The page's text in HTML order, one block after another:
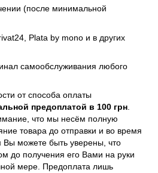
(после минимальной
Plata by mono и в других
самообслуживания любого
от способа оплаты
предоплатой в 100 грн.
что мы несём полную
товара до отправки и во время
Вы можете быть уверены, что
до получения его Вами на руки
мере. Предоплата лишь